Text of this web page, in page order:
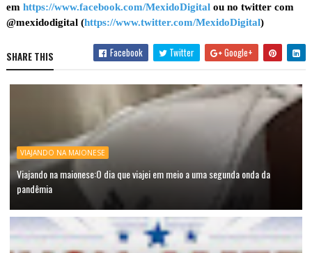
em https://www.facebook.com/MexidoDigitalou no twitter com
@mexidodigital (https://www.twitter.com/MexidoDigital)
SHARE THIS Facebook Twitter Google+
VIAJANDO NA MAIONESE
Viajando na maionese:O dia que viajei em meio a uma segunda onda da
pandêmia